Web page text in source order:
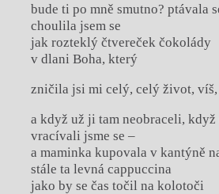
bude ti po mně smutno? ptávala
choulila jsem se
jak rozteklý čtvereček čokolády
v dlani Boha, který
zničila jsi mi celý, celý život,
a když už ji tam neobraceli,
vracívali jsme se –
a maminka kupovala v kantýně
stále ta levná cappuccina
jako by se čas točil na kolotoči